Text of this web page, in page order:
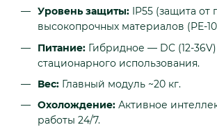
Уровень защиты: IP55 (защита от
высокопрочных материалов (PE-
Питание: Гибридное — DC (12-
стационарного использования.
Вес: Главный модуль ~20 кг.
Охолождение: Активное
работы 24/7.